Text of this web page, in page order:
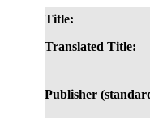
Title:
Translated Title:
Publisher